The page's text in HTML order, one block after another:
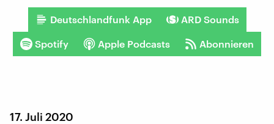
Deutschlandfunk App ARD Sounds
Spotify Apple Podcasts Abonnieren
17. Juli 2020